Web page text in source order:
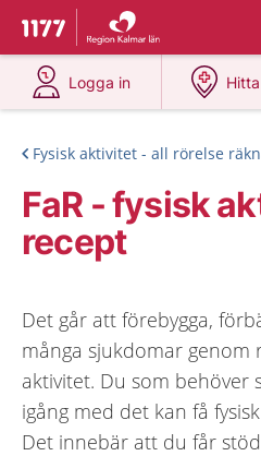
Till startsidan för 1177
Du har valt region
Logga in
på 1177.se
Fysisk aktivitet - all rörelse
FaR - fysisk
recept
Det går att förebygga,
många sjukdomar genom
aktivitet. Du som behöver
igång med det kan få
Det innebär att du får